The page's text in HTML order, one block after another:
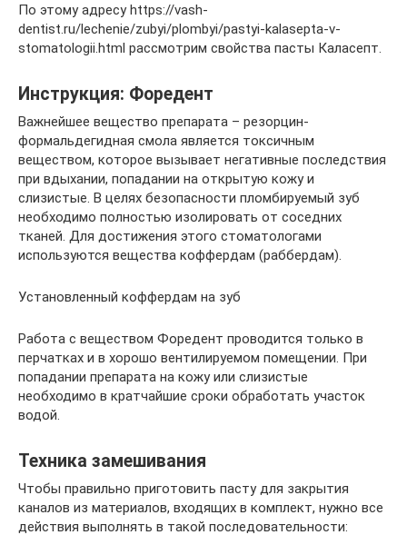
По этому адресу https://vash-
dentist.ru/lechenie/zubyi/plombyi/pastyi-kalasepta-v-
stomatologii.html рассмотрим свойства пасты Каласепт.
Инструкция: Форедент
Важнейшее вещество препарата – резорцин-
формальдегидная смола является токсичным
веществом, которое вызывает негативные последствия
при вдыхании, попадании на открытую кожу и
слизистые. В целях безопасности пломбируемый зуб
необходимо полностью изолировать от соседних
тканей. Для достижения этого стоматологами
используются вещества коффердам (раббердам).
Установленный коффердам на зуб
Работа с веществом Форедент проводится только в
перчатках и в хорошо вентилируемом помещении. При
попадании препарата на кожу или слизистые
необходимо в кратчайшие сроки обработать участок
водой.
Техника замешивания
Чтобы правильно приготовить пасту для закрытия
каналов из материалов, входящих в комплект, нужно все
действия выполнять в такой последовательности: